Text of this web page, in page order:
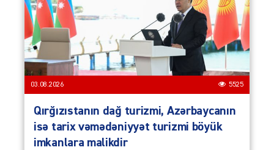
03.08.2026 5525
Qırğızıstanın dağ turizmi, Azərbaycanın
isə tarix vəmədəniyyət turizmi böyük
imkanlara malikdir